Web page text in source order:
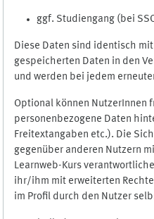
ggf. Studiengang (bei
Diese Daten sind identisch
gespeicherten Daten in den
und werden bei jedem
Optional können NutzerInnen
personenbezogene Daten
Freitextangaben etc.). Die
gegenüber anderen Nutzern
Learnweb-Kurs
ihr/ihm mit erweiterten
im Profil durch den Nutzer